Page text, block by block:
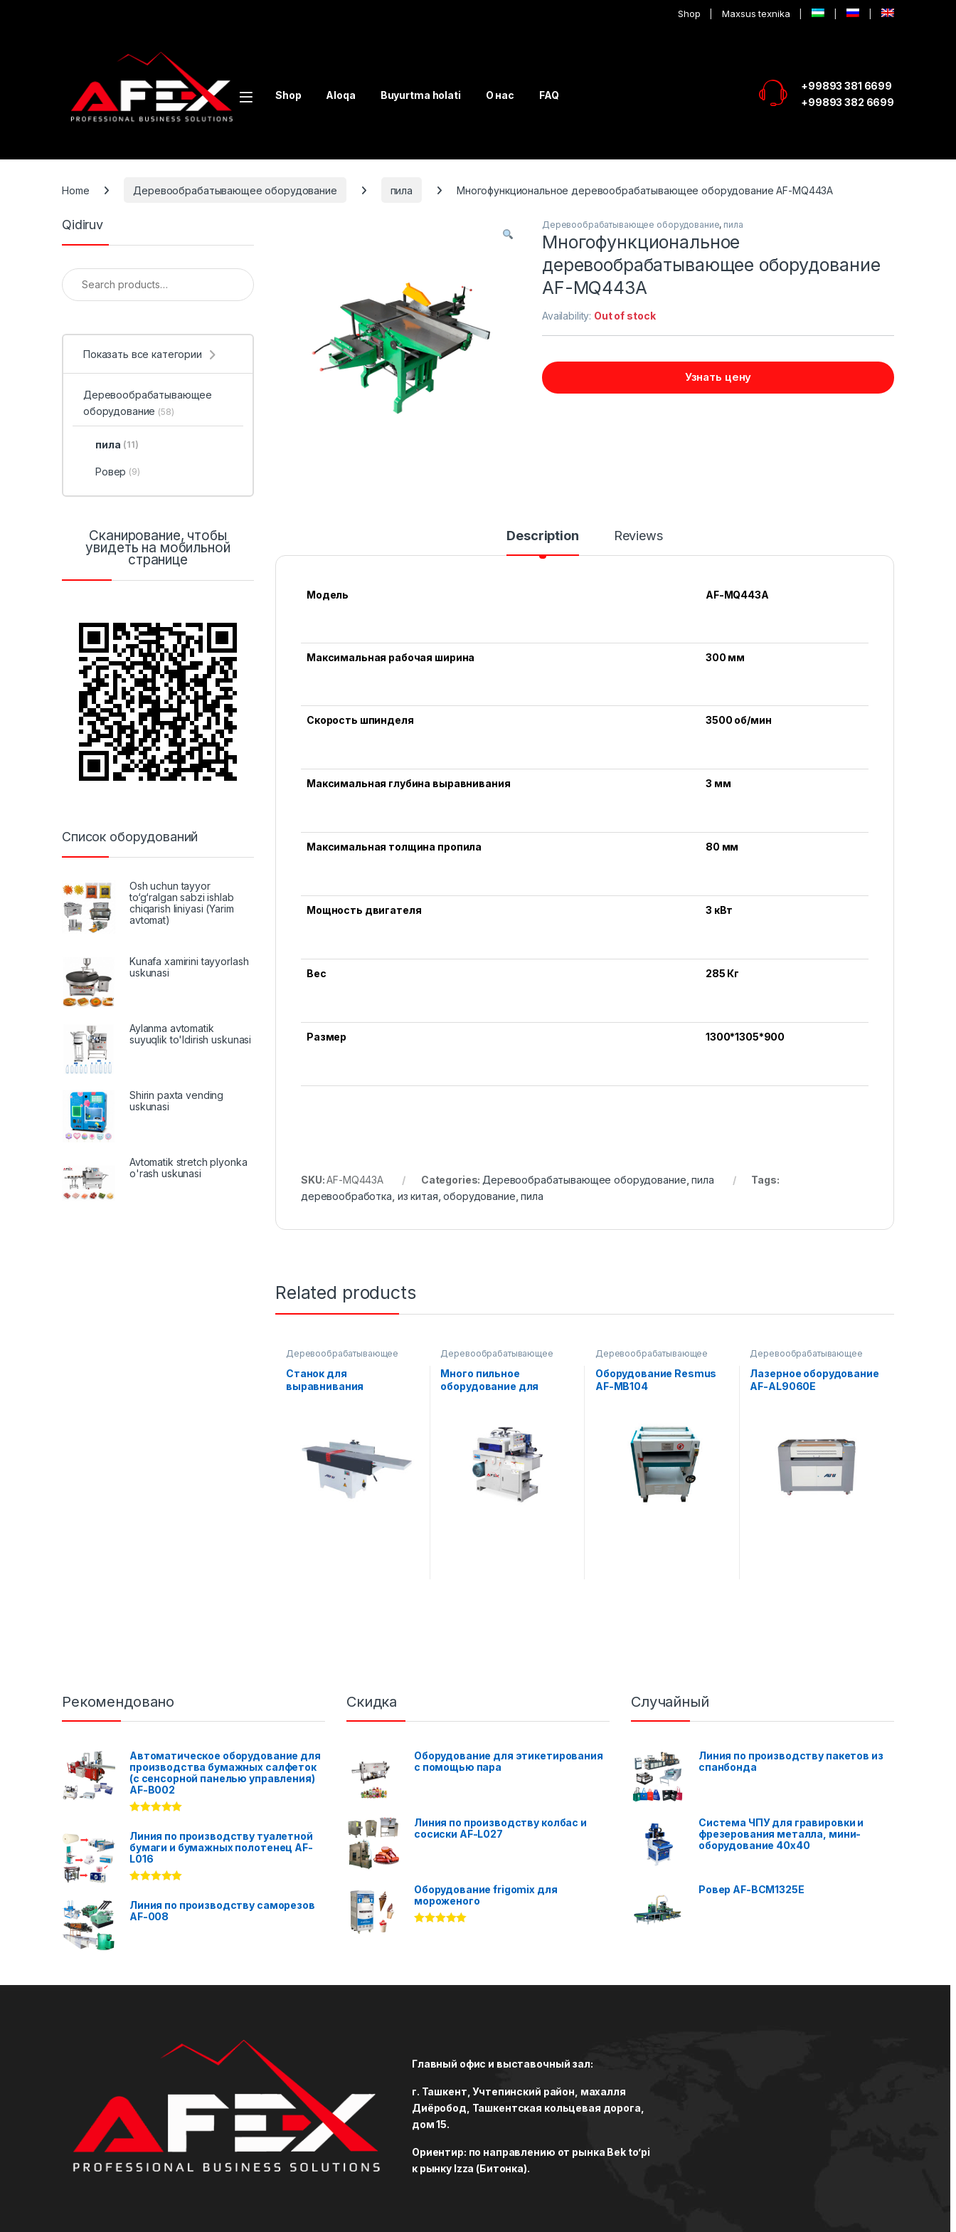
Shop Maxsus texnika
Shop Aloqa Buyurtma holati О нас FAQ
+99893 381 6699
+99893 382 6699
Home Деревообрабатывающее оборудование пила Многофункциональное деревообрабатывающее оборудование AF-MQ443A
Деревообрабатывающее оборудование, пила
Многофункциональное
деревообрабатывающее оборудование
AF-MQ443A
Availability: Out of stock
Узнать цену
Description Reviews
Модель AF-MQ443A
Максимальная рабочая ширина 300 мм
Скорость шпинделя 3500 об/мин
Максимальная глубина выравнивания 3 мм
Максимальная толщина пропила 80 мм
Мощность двигателя 3 кВт
Вес 285 Кг
Размер 1300*1305*900
SKU:AF-MQ443A Categories: Деревообрабатывающее оборудование ,пила
Tags:
деревообработка из китая ,оборудование ,пила
Related products
Деревообрабатывающее
оборудование
Станок для
выравнивания
Деревообрабатывающее
оборудование
Много пильное
оборудование для
Деревообрабатывающее
оборудование
Оборудование Resmus
AF-MB104
Деревообрабатывающее
оборудование
Лазерное оборудование
AF-AL9060E
Qidiruv
Search for:
Показать все категории
Деревообрабатывающее
оборудование (58)
пила (11)
Ровер (9)
Сканирование, чтобы
увидеть на мобильной
странице
Список оборудований
Osh uchun tayyor
to‘g‘ralgan sabzi ishlab
chiqarish liniyasi (Yarim
avtomat)
Kunafa xamirini tayyorlash
uskunasi
Aylanma avtomatik
suyuqlik to'ldirish uskunasi
Shirin paxta vending
uskunasi
Avtomatik stretch plyonka
o'rash uskunasi
Рекомендовано
Автоматическое оборудование для
производства бумажных салфеток
(с сенсорной панелью управления)
AF-B002
out of 5
Линия по производству туалетной
бумаги и бумажных полотенец AF-
L016
out of 5
Линия по производству саморезов
AF-008
Скидка
Оборудование для этикетирования
с помощью пара
Линия по производству колбас и
сосиски AF-L027
Оборудование frigomix для
мороженого
Случайный
Линия по производству пакетов из
спанбонда
Система ЧПУ для гравировки и
фрезерования металла, мини-
оборудование 40x40
Ровер AF-BCM1325E
Главный офис и выставочный зал:
г. Ташкент, Учтепинский район, махалля
Диёробод, Ташкентская кольцевая дорога,
дом 15.
Ориентир: по направлению от рынка Bek to’pi
к рынку Izza (Битонка).